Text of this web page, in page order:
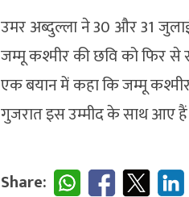
उमर अब्दुल्ला ने 30 और 31
जम्मू कश्मीर की छवि को फिर से
एक बयान में कहा कि जम्मू
गुजरात इस उम्मीद के साथ आए
Share: